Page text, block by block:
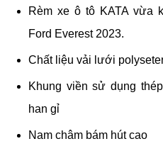
Rèm xe ô tô KATA vừa
Ford Everest 2023.
Chất liệu vải lưới
Khung viền sử dụng
han gỉ
Nam châm bám hút cao